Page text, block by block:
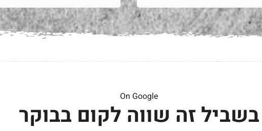
On Google
בשביל זה שווה לקום בבוקר